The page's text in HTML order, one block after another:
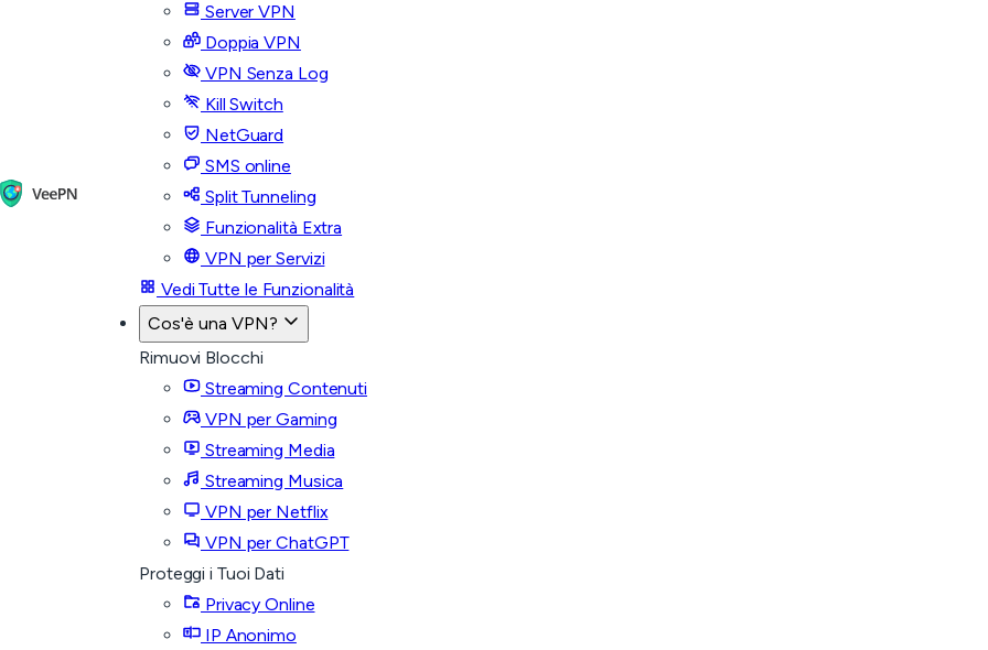
Server VPN
Doppia VPN
VPN Senza Log
Kill Switch
NetGuard
SMS online
Split Tunneling
Funzionalità Extra
VPN per Servizi
Vedi Tutte le Funzionalità
Cos'è una VPN?
Rimuovi Blocchi
Streaming Contenuti
VPN per Gaming
Streaming Media
Streaming Musica
VPN per Netflix
VPN per ChatGPT
Proteggi i Tuoi Dati
Privacy Online
IP Anonimo